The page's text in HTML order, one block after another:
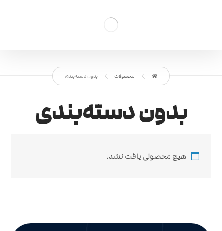
محصولات بدون دسته‌بندی
بدون دسته‌بندی
هیچ محصولی یافت نشد.